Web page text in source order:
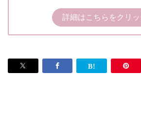
詳細はこちらをクリ